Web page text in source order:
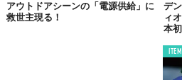
【スカーゲン公式オンラインスト
アウトドアシーンの「電源供給」に
救世主現る！
デ
ィ
本
ITEM